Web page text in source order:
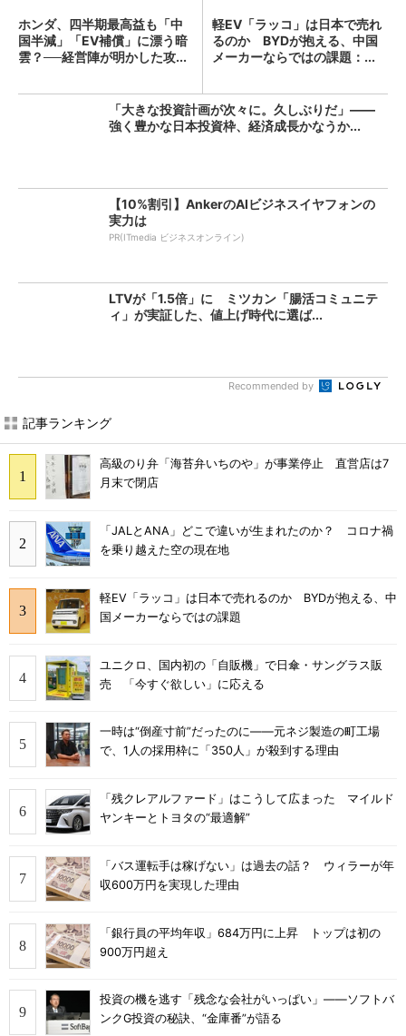
ホンダ、四半期最高益も「中
国半減」「EV補償」に漂う暗
雲？──経営陣が明かした攻...
軽EV「ラッコ」は日本で売れ
るのか BYDが抱える、中国
メーカーならではの課題：...
「大きな投資計画が次々に。久しぶりだ」――
強く豊かな日本投資枠、経済成長かなうか...
【10%割引】AnkerのAIビジネスイヤフォンの
実力は
PR(ITmedia ビジネスオンライン)
LTVが「1.5倍」に ミツカン「腸活コミュニテ
ィ」が実証した、値上げ時代に選ば...
Recommended by
記事ランキング
高級のり弁「海苔弁いちのや」が事業停止 直営店は7
月末で閉店
「JALとANA」どこで違いが生まれたのか？ コロナ禍
を乗り越えた空の現在地
軽EV「ラッコ」は日本で売れるのか BYDが抱える、中
国メーカーならではの課題
ユニクロ、国内初の「自販機」で日傘・サングラス販
売 「今すぐ欲しい」に応える
一時は“倒産寸前”だったのに――元ネジ製造の町工場
で、1人の採用枠に「350人」が殺到する理由
「残クレアルファード」はこうして広まった マイルド
ヤンキーとトヨタの“最適解”
「バス運転手は稼げない」は過去の話？ ウィラーが年
収600万円を実現した理由
「銀行員の平均年収」684万円に上昇 トップは初の
900万円超え
投資の機を逃す「残念な会社がいっぱい」――ソフトバ
ンクG投資の秘訣、“金庫番”が語る